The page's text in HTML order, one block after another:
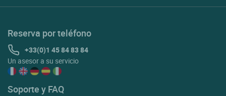
Reserva por teléfono
+33(0)1 45 84 83 84
Un asesor a su servicio
Soporte y FAQ